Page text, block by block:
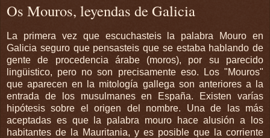
Os Mouros, leyendas de Galicia
La primera vez que escuchasteis la palabra Mouro en
Galicia seguro que pensasteis que se estaba hablando de
gente de procedencia árabe (moros), por su parecido
lingüistico, pero no son precisamente eso. Los "Mouros"
que aparecen en la mitología gallega son anteriores a la
entrada de los musulmanes en España. Existen varías
hipótesis sobre el origen del nombre. Una de las más
aceptadas es que la palabra mouro hace alusión a los
habitantes de la Mauritania, y es posible que la corriente